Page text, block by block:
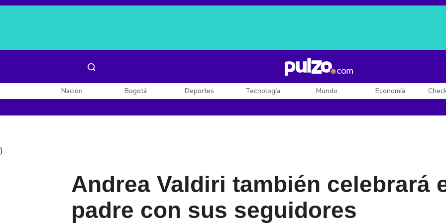
Posesión de De la Espriella
Nación Bogotá Deportes Tecnología Mundo Economía
)
Andrea Valdiri también celebrará
padre con sus seguidores